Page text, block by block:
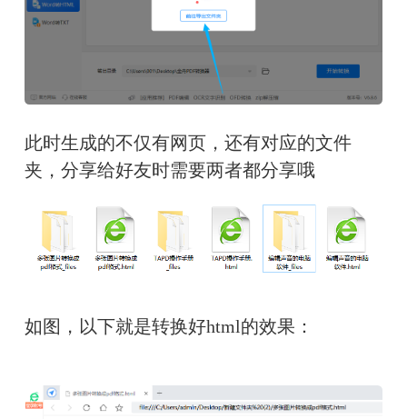
此时生成的不仅有网页，还有对应的文件
夹，分享给好友时需要两者都分享哦
如图，以下就是转换好html的效果：